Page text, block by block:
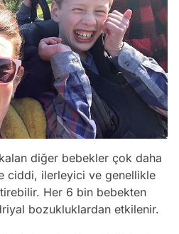
kalan diğer bebekler çok daha
ciddi, ilerleyici ve genellikle
Her 6 bin bebekten
bozukluklardan etkilenir.